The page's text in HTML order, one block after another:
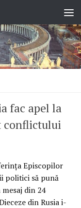
fac apel la
conflictului
Episcopilor
politici să pună
din 24
din Rusia i-